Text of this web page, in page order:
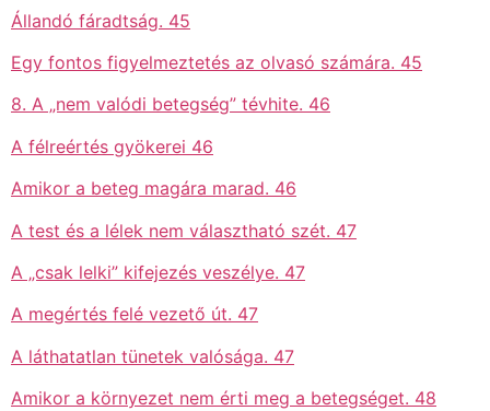
Állandó fáradtság. 45
Egy fontos figyelmeztetés az olvasó számára. 45
8. A „nem valódi betegség” tévhite. 46
A félreértés gyökerei 46
Amikor a beteg magára marad. 46
A test és a lélek nem választható szét. 47
A „csak lelki” kifejezés veszélye. 47
A megértés felé vezető út. 47
A láthatatlan tünetek valósága. 47
Amikor a környezet nem érti meg a betegséget. 48